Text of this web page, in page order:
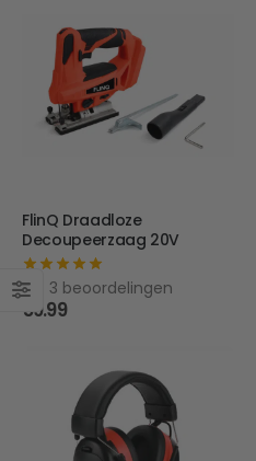
FlinQ Draadloze
Decoupeerzaag 20V
5 - 3 beoordelingen
59.99